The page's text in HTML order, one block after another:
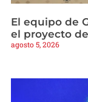
El equipo de
el proyecto
agosto 5, 2026